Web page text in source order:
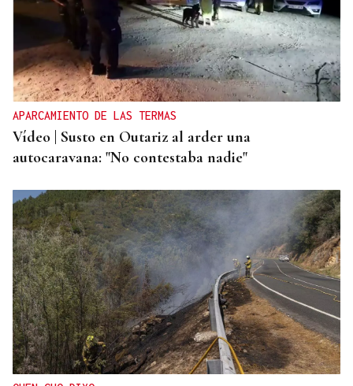
APARCAMIENTO DE LAS TERMAS
Vídeo | Susto en Outariz al arder una
autocaravana: "No contestaba nadie"